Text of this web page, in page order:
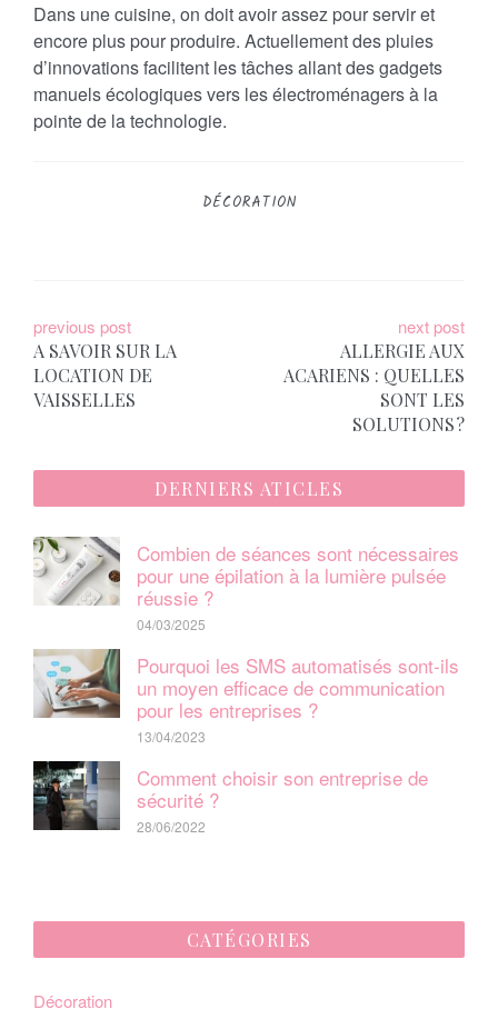
Dans une cuisine, on doit avoir assez pour servir et
encore plus pour produire. Actuellement des pluies
d’innovations facilitent les tâches allant des gadgets
manuels écologiques vers les électroménagers à la
pointe de la technologie.
DÉCORATION
N
a
v
i
g
a
t
i
o
n
e
l
a
r
t
previous post
A SAVOIR SUR LA
LOCATION DE
VAISSELLES
next post
ALLERGIE AUX
ACARIENS : QUELLES
SONT LES
SOLUTIONS ?
DERNIERS ATICLES
Combien de séances sont nécessaires
pour une épilation à la lumière pulsée
réussie ?
04/03/2025
Pourquoi les SMS automatisés sont-ils
un moyen efficace de communication
pour les entreprises ?
13/04/2023
Comment choisir son entreprise de
sécurité ?
28/06/2022
CATÉGORIES
Décoration